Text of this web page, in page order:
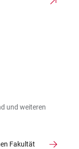
und weiteren
Fakultät